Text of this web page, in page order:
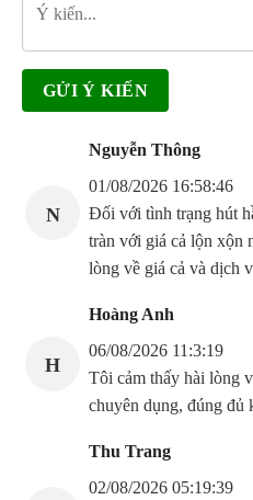
N
Nguyễn Thông
01/08/2026 16:58:46
Đối với tình trạng hút
tràn với giá cả lộn xộn
lòng về giá cả và dịch
H
Hoàng Anh
06/08/2026 11:3:19
Tôi cảm thấy hài lòng
chuyên dụng, đúng đủ
Thu Trang
02/08/2026 05:19:39